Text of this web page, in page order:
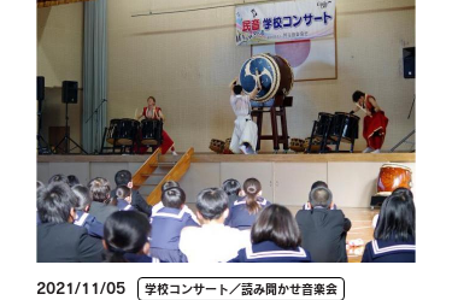
2021/11/05 学校コンサート／読み聞かせ音楽会